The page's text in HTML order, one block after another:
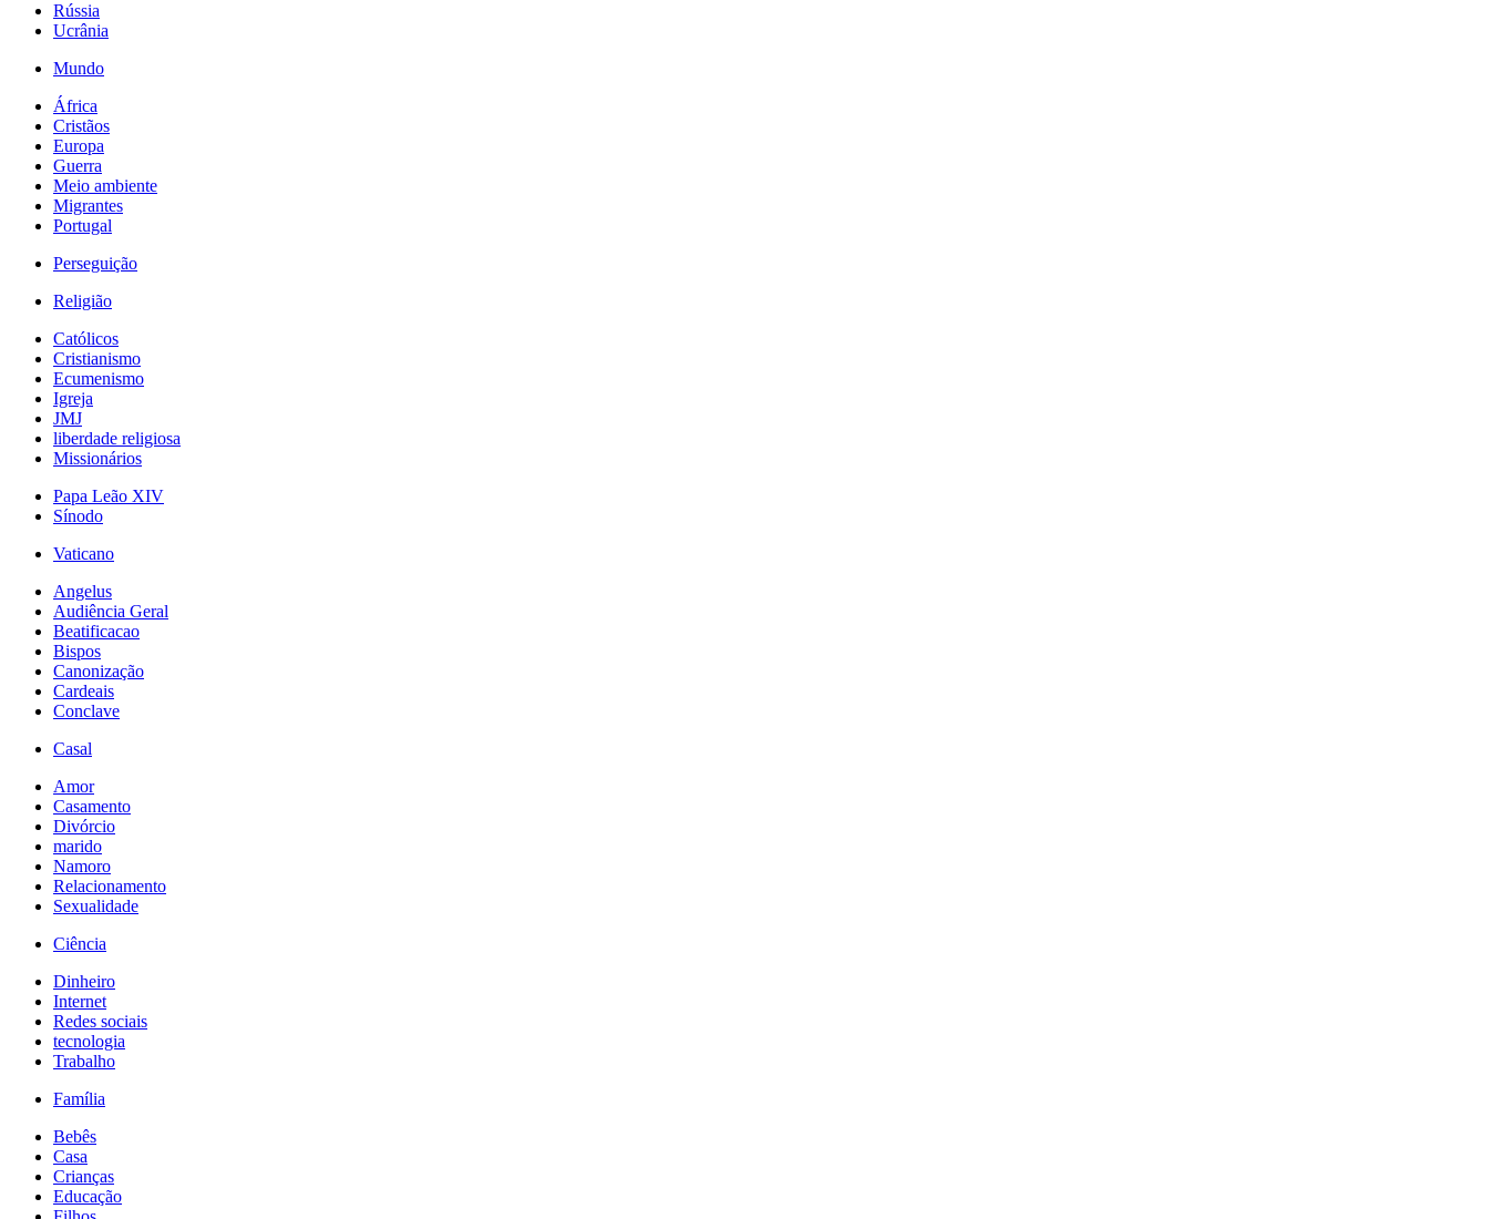
Rússia
Ucrânia
Mundo
África
Cristãos
Europa
Guerra
Meio ambiente
Migrantes
Portugal
Perseguição
Religião
Católicos
Cristianismo
Ecumenismo
Igreja
JMJ
liberdade religiosa
Missionários
Papa Leão XIV
Sínodo
Vaticano
Angelus
Audiência Geral
Beatificacao
Bispos
Canonização
Cardeais
Conclave
Casal
Amor
Casamento
Divórcio
marido
Namoro
Relacionamento
Sexualidade
Ciência
Dinheiro
Internet
Redes sociais
tecnologia
Trabalho
Família
Bebês
Casa
Crianças
Educação